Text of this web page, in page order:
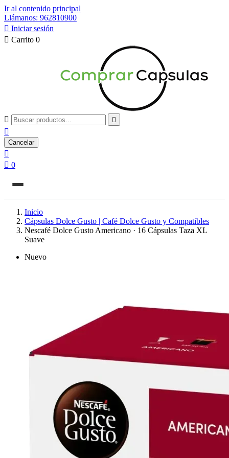
Ir al contenido principal
Llámanos: 962810900
 Iniciar sesión
 Carrito 0
 

Cancelar

 0
Inicio
Cápsulas Dolce Gusto | Café Dolce Gusto y Compatibles
Nescafé Dolce Gusto Americano · 16 Cápsulas Taza XL
Suave
Nuevo